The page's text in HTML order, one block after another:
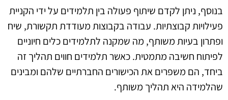
בנוסף, ניתן לקדם שיתוף פעולה בין תלמידים על ידי הקניית
פעילויות קבוצתיות. עבודה בקבוצות מעודדת תקשורת, שיח
ופתרון בעיות משותף, מה שמקנה לתלמידים כלים חיוניים
לפיתוח חשיבה מתמטית. כאשר תלמידים חווים תהליך זה
ביחד, הם משפרים את הכישורים החברתיים שלהם ומבינים
שהלמידה היא תהליך משותף.